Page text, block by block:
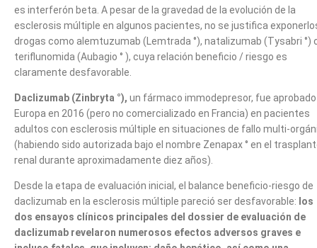
es interferón beta. A pesar de la gravedad de la evolución de la
esclerosis múltiple en algunos pacientes, no se justifica
drogas como alemtuzumab (Lemtrada °), natalizumab (Tysabri °)
teriflunomida (Aubagio ° ), cuya relación beneficio / riesgo es
claramente desfavorable.
Daclizumab (Zinbryta °), un fármaco immodepresor, fue
Europa en 2016 (pero no comercializado en Francia) en pacientes
adultos con esclerosis múltiple en situaciones de fallo multi-
(habiendo sido autorizada bajo el nombre Zenapax ° en el
renal durante aproximadamente diez años).
Desde la etapa de evaluación inicial, el balance beneficio-riesgo de
daclizumab en la esclerosis múltiple pareció ser desfavorable: los
dos ensayos clínicos principales del dossier de evaluación de
daclizumab revelaron numerosos efectos adversos graves e